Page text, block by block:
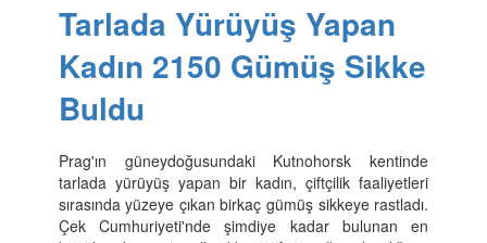
Tarlada Yürüyüş Yapan
Kadın 2150 Gümüş Sikke
Buldu
Prag'ın güneydoğusundaki Kutnohorsk kentinde
tarlada yürüyüş yapan bir kadın, çiftçilik faaliyetleri
sırasında yüzeye çıkan birkaç gümüş sikkeye rastladı.
Çek Cumhuriyeti'nde şimdiye kadar bulunan en